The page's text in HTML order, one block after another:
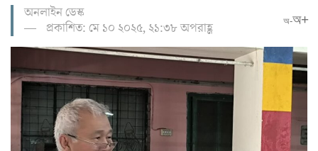
অনলাইন ডেস্ক
প্রকাশিত: মে ১০ ২০২৫, ২১:৩৮ অপরাহ্ণ
অ-অ+